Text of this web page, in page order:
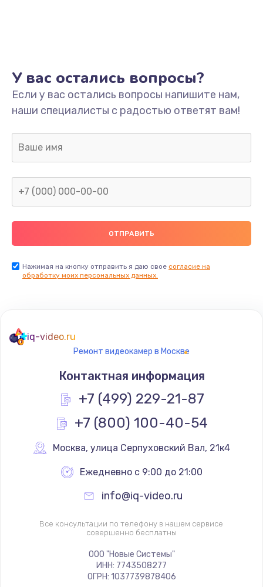
Замена/Pемонт карбюратора
1300 руб.
Заказать
Ремонт капиллярной трубки
400 руб.
Заказать
Замена термостата
1200 руб.
Заказать
Замена реле
Замена термопредохранителя
700 руб.
Заказать
Замена ТЭНа
2500 руб.
У вас остались вопросы?
Если у вас остались вопросы напишите нам,
наши специалисты с радостью ответят вам!
Нажимая на кнопку отправить я даю свое согласие на
обработку моих персональных данных.
iq-video.ru
Ремонт видеокамер в Москве
Контактная информация
+7 (499) 229-21-87
+7 (800) 100-40-54
Москва, улица Серпуховский Вал, 21к4
Ежедневно с 9:00 до 21:00
info@iq-video.ru
Все консультации по телефону в нашем сервисе
совершенно бесплатны
ООО "Новые Системы"
ИНН: 7743508277
ОГРН: 1037739878406